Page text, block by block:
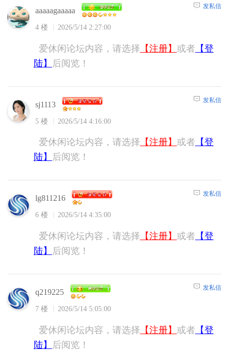
aaaaagaaaaa
4 楼 2026/5/14 2:27:00
发私信
爱休闲论坛内容，请选择 【注册】 或者 【登
陆】
后阅览！
sj1113
5 楼 2026/5/14 4:16:00
发私信
爱休闲论坛内容，请选择 【注册】 或者 【登
陆】
后阅览！
lg811216
6 楼 2026/5/14 4:35:00
发私信
爱休闲论坛内容，请选择 【注册】 或者 【登
陆】
后阅览！
q219225
7 楼 2026/5/14 5:05:00
发私信
爱休闲论坛内容，请选择 【注册】 或者 【登
陆】
后阅览！